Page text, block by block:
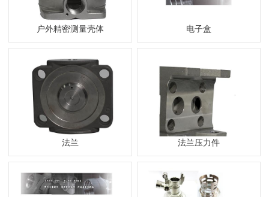
户外精密测量壳体 电子盒
法兰 法兰压力件